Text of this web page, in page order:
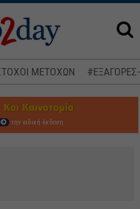
ΜΕΤΟΧΩΝ
την ειδική έκδοση